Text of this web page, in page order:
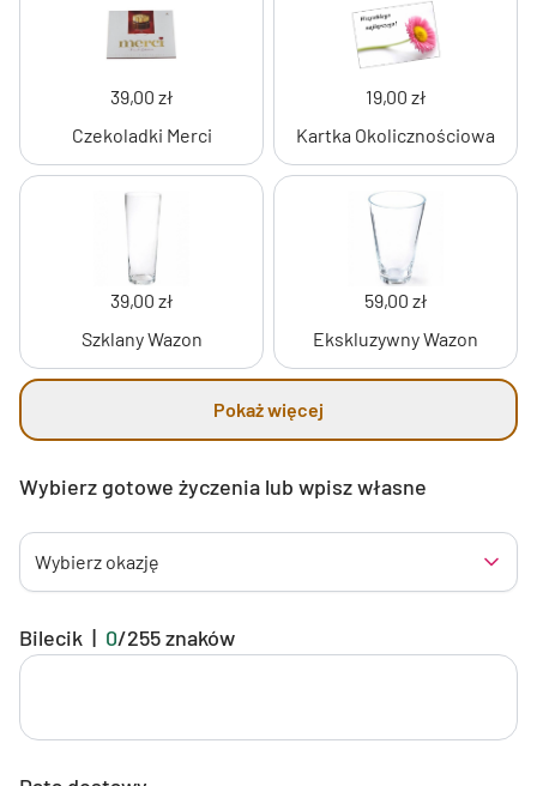
39,00 zł
Czekoladki Merci
19,00 zł
Kartka Okolicznościowa
39,00 zł
Szklany Wazon
59,00 zł
Ekskluzywny Wazon
Pokaż więcej
Wybierz gotowe życzenia lub wpisz własne
Wybierz okazję
Bilecik | 0/255znaków